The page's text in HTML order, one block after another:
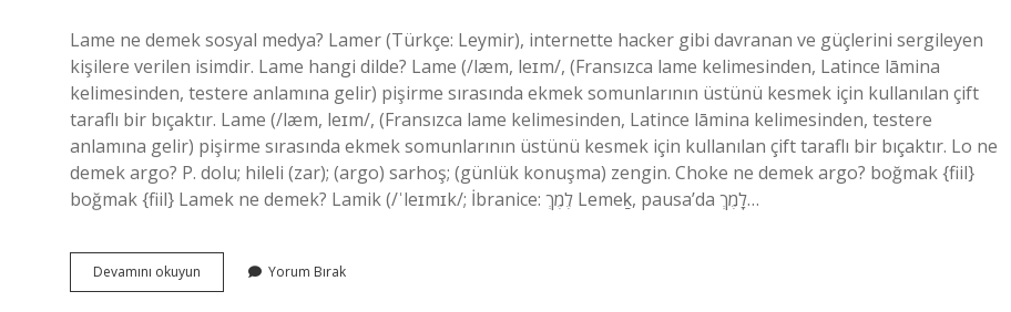
Lame ne demek sosyal medya? Lamer (Türkçe: Leymir), internette hacker gibi davranan ve güçlerini sergileyen
kişilere verilen isimdir. Lame hangi dilde? Lame (/læm, leɪm/, (Fransızca lame kelimesinden, Latince lāmina
kelimesinden, testere anlamına gelir) pişirme sırasında ekmek somunlarının üstünü kesmek için kullanılan çift
taraflı bir bıçaktır. Lame (/læm, leɪm/, (Fransızca lame kelimesinden, Latince lāmina kelimesinden, testere
anlamına gelir) pişirme sırasında ekmek somunlarının üstünü kesmek için kullanılan çift taraflı bir bıçaktır. Lo ne
demek argo? P. dolu; hileli (zar); (argo) sarhoş; (günlük konuşma) zengin. Choke ne demek argo? boğmak {fiil}
boğmak {fiil} Lamek ne demek? Lamik (/ˈleɪmɪk/; İbranice: לֶמֶךְ‎ Lemeḵ, pausa’da לָמֶךְ‎…
Devamını okuyun
Ne
Yorum Bırak